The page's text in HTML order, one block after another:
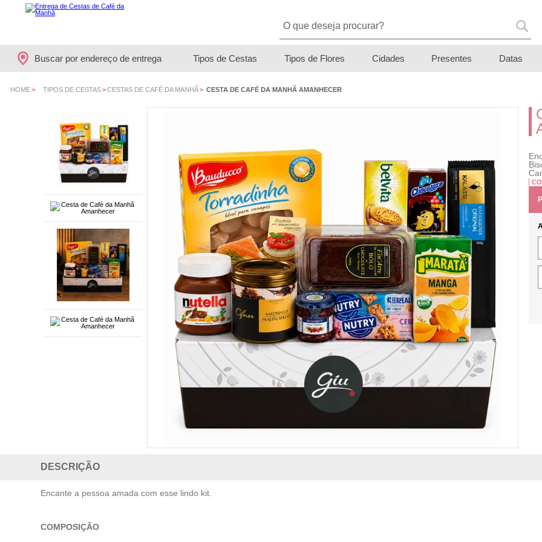
Buscar por endereço de entrega Tipos de Cestas Tipos de Flores Cidades Presentes Datas
HOME> TIPOS DE CESTAS>CESTAS DE CAFÉ DA MANHÃ> CESTA DE CAFÉ DA MANHÃ AMANHECER
DESCRIÇÃO
Encante a pessoa amada com esse lindo kit.
COMPOSIÇÃO